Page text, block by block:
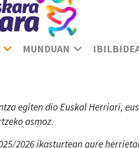
MUNDUAN
egiten dio Euskal Herriari,
asmoz.
2026 ikasturtean gure